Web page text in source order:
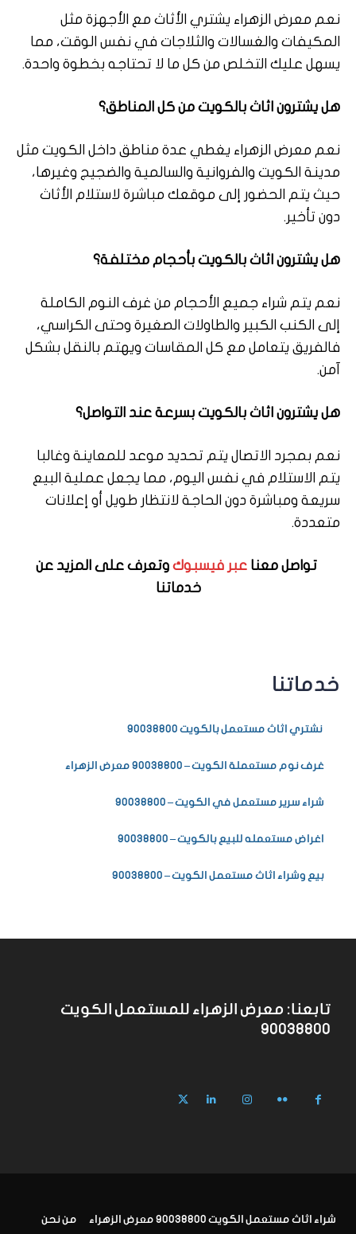
خدماتنا
نشتري اثاث مستعمل بالكويت 90038800
غرف نوم مستعملة الكويت – 90038800 معرض الزهراء
شراء سرير مستعمل في الكويت – 90038800
اغراض مستعمله للبيع بالكويت – 90038800
بيع وشراء اثاث مستعمل الكويت – 90038800
نعم معرض الزهراء يشتري الأثاث مع الأجهزة مثل
المكيفات والغسالات والثلاجات في نفس الوقت، مما
يسهل عليك التخلص من كل ما لا تحتاجه بخطوة واحدة.
هل يشترون اثاث بالكويت من كل المناطق؟
نعم معرض الزهراء يغطي عدة مناطق داخل الكويت مثل
مدينة الكويت والفروانية والسالمية والضجيج وغيرها،
حيث يتم الحضور إلى موقعك مباشرة لاستلام الأثاث
دون تأخير.
هل يشترون اثاث بالكويت بأحجام مختلفة؟
نعم يتم شراء جميع الأحجام من غرف النوم الكاملة
إلى الكنب الكبير والطاولات الصغيرة وحتى الكراسي،
فالفريق يتعامل مع كل المقاسات ويهتم بالنقل بشكل
آمن.
هل يشترون اثاث بالكويت بسرعة عند التواصل؟
نعم بمجرد الاتصال يتم تحديد موعد للمعاينة وغالبا
يتم الاستلام في نفس اليوم، مما يجعل عملية البيع
سريعة ومباشرة دون الحاجة لانتظار طويل أو إعلانات
متعددة.
تواصل معنا عبر فيسبوك وتعرف على المزيد عن
خدماتنا
تابعنا: معرض الزهراء للمستعمل الكويت
90038800
شراء اثاث مستعمل الكويت 90038800 معرض الزهراء من نحن